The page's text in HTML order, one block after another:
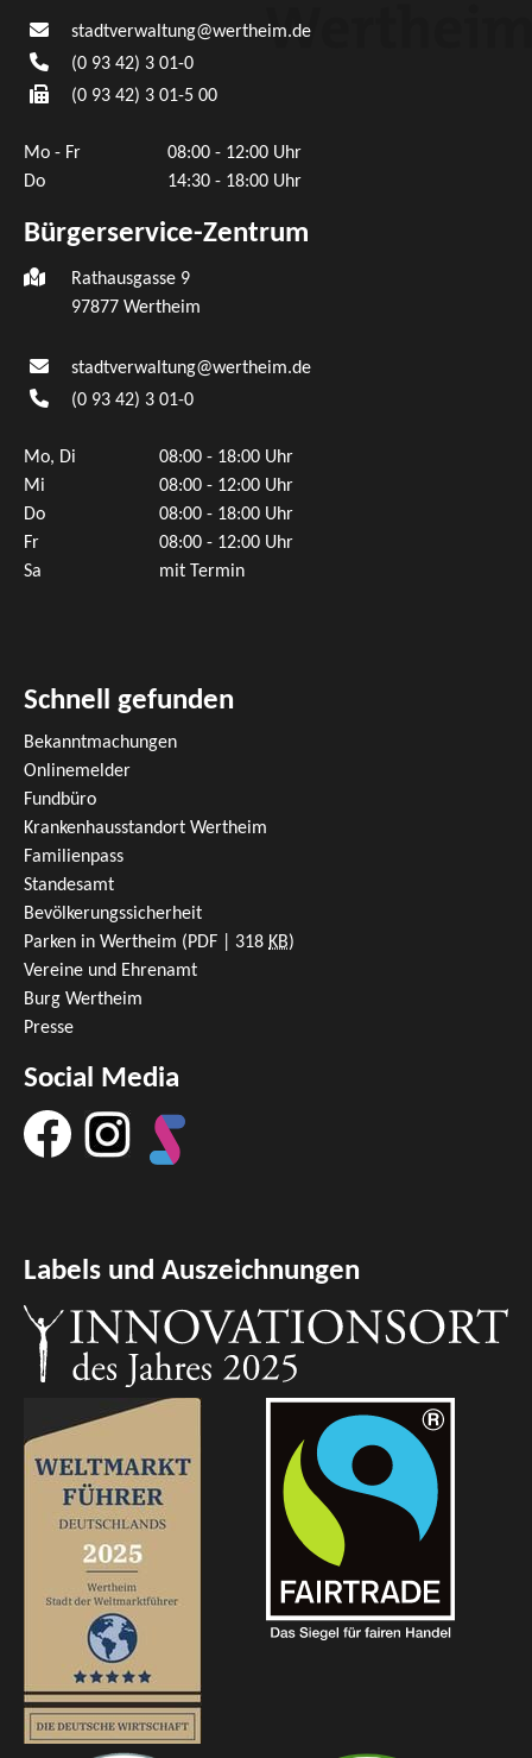
stadtverwaltung@wertheim.de
(0 93 42) 3 01-0
(0 93 42) 3 01-5 00
Mo - Fr
08:00 - 12:00 Uhr
Do
14:30 - 18:00 Uhr
Bürgerservice-Zentrum
Rathausgasse 9
97877 Wertheim
stadtverwaltung@wertheim.de
(0 93 42) 3 01-0
Mo, Di
08:00 - 18:00 Uhr
Mi
08:00 - 12:00 Uhr
Do
08:00 - 18:00 Uhr
Fr
08:00 - 12:00 Uhr
Sa
mit Termin
Schnell gefunden
Bekanntmachungen
Onlinemelder
Fundbüro
Krankenhausstandort Wertheim
Familienpass
Standesamt
Bevölkerungssicherheit
Parken in Wertheim (PDF | 318 KB)
Vereine und Ehrenamt
Burg Wertheim
Presse
Social Media
Labels und Auszeichnungen